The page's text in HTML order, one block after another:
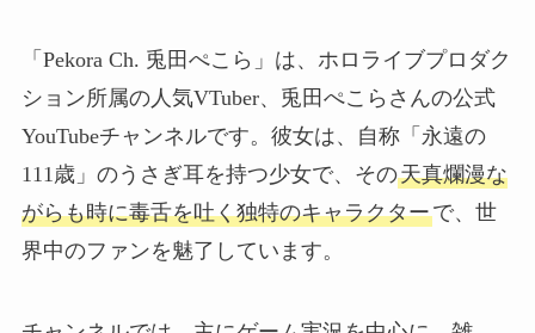
「Pekora Ch. 兎田ぺこら」は、ホロライブプロダク
ション所属の人気VTuber、兎田ぺこらさんの公式
YouTubeチャンネルです。彼女は、自称「永遠の
111歳」のうさぎ耳を持つ少女で、その天真爛漫な
がらも時に毒舌を吐く独特のキャラクターで、世
界中のファンを魅了しています。